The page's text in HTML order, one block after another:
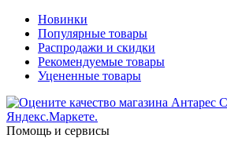
Новинки
Популярные товары
Распродажи и скидки
Рекомендуемые товары
Уцененные товары
Помощь и сервисы